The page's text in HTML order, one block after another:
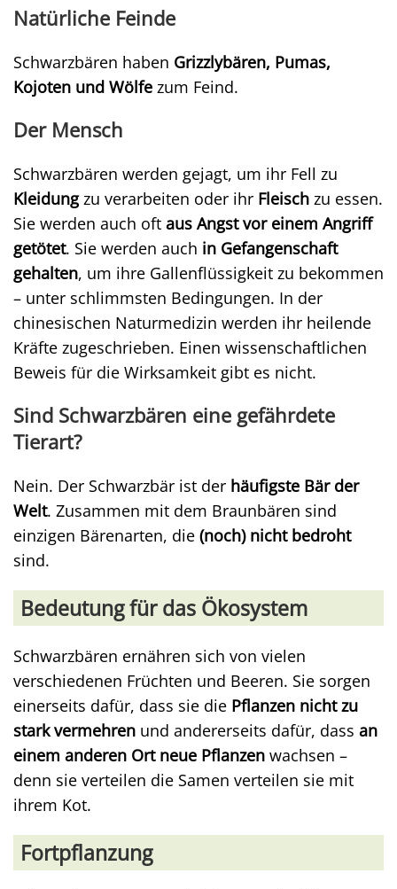
Natürliche Feinde
Schwarzbären haben Grizzlybären, Pumas,
Kojoten und Wölfe zum Feind.
Der Mensch
Schwarzbären werden gejagt, um ihr Fell zu
Kleidungzu verarbeiten oder ihr Fleisch zu essen.
Sie werden auch oft aus Angst vor einem Angriff
getötet. Sie werden auch in Gefangenschaft
gehalten, um ihre Gallenflüssigkeit zu bekommen
– unter schlimmsten Bedingungen. In der
chinesischen Naturmedizin werden ihr heilende
Kräfte zugeschrieben. Einen wissenschaftlichen
Beweis für die Wirksamkeit gibt es nicht.
Sind Schwarzbären eine gefährdete
Tierart?
Nein. Der Schwarzbär ist der häufigste Bär der
Welt. Zusammen mit dem Braunbären sind
einzigen Bärenarten, die (noch) nicht bedroht
sind.
Bedeutung für das Ökosystem
Schwarzbären ernähren sich von vielen
verschiedenen Früchten und Beeren. Sie sorgen
einerseits dafür, dass sie die Pflanzen nicht zu
stark vermehren und andererseits dafür, dass an
einem anderen Ort neue Pflanzen wachsen –
denn sie verteilen die Samen verteilen sie mit
ihrem Kot.
Fortpflanzung